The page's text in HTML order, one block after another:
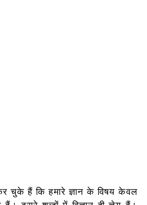
चुके हैं कि हमारे ज्ञान के विषय केवल